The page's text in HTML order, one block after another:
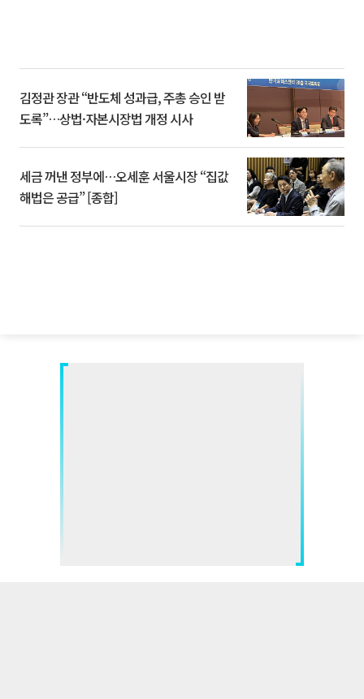
김정관 장관 “반도체 성과급, 주총 승인 받
도록”…상법·자본시장법 개정 시사
세금 꺼낸 정부에…오세훈 서울시장 “집값
해법은 공급” [종합]